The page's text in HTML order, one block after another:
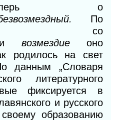
о
По
со
и возмездие оно
родилось на свет
данным „Словаря
литературного
фиксируется в
и русского
образованию